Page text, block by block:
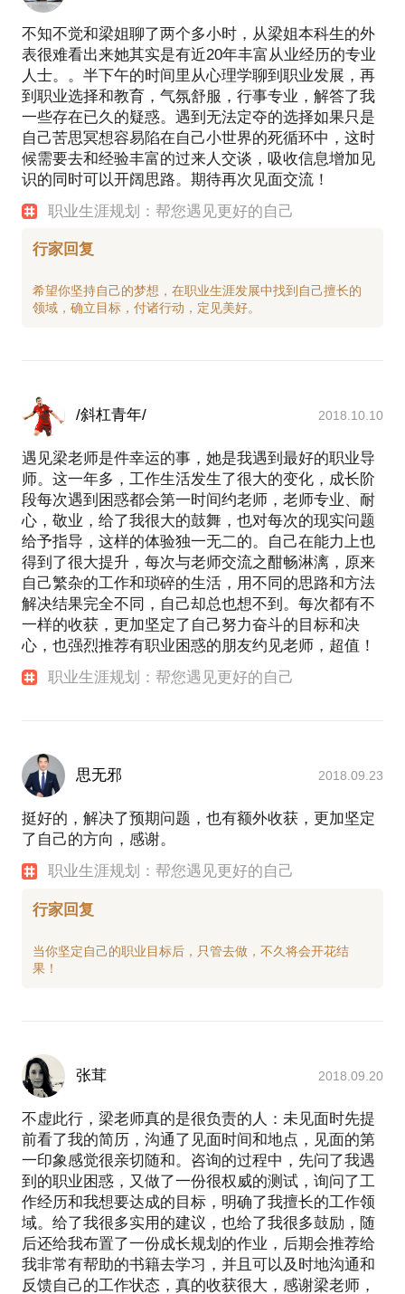
不知不觉和梁姐聊了两个多小时，从梁姐本科生的外
表很难看出来她其实是有近20年丰富从业经历的专业
人士。。半下午的时间里从心理学聊到职业发展，再
到职业选择和教育，气氛舒服，行事专业，解答了我
一些存在已久的疑惑。遇到无法定夺的选择如果只是
自己苦思冥想容易陷在自己小世界的死循环中，这时
候需要去和经验丰富的过来人交谈，吸收信息增加见
识的同时可以开阔思路。期待再次见面交流！
职业生涯规划：帮您遇见更好的自己
行家回复
希望你坚持自己的梦想，在职业生涯发展中找到自己擅长的
/斜杠青年/ 2018.10.10
遇见梁老师是件幸运的事，她是我遇到最好的职业导
师。这一年多，工作生活发生了很大的变化，成长阶
段每次遇到困惑都会第一时间约老师，老师专业、耐
心，敬业，给了我很大的鼓舞，也对每次的现实问题
给予指导，这样的体验独一无二的。自己在能力上也
得到了很大提升，每次与老师交流之酣畅淋漓，原来
自己繁杂的工作和琐碎的生活，用不同的思路和方法
解决结果完全不同，自己却总也想不到。每次都有不
一样的收获，更加坚定了自己努力奋斗的目标和决
心，也强烈推荐有职业困惑的朋友约见老师，超值！
职业生涯规划：帮您遇见更好的自己
思无邪 2018.09.23
挺好的，解决了预期问题，也有额外收获，更加坚定
了自己的方向，感谢。
职业生涯规划：帮您遇见更好的自己
行家回复
当你坚定自己的职业目标后，只管去做，不久将会开花结
张茸 2018.09.20
不虚此行，梁老师真的是很负责的人：未见面时先提
前看了我的简历，沟通了见面时间和地点，见面的第
一印象感觉很亲切随和。咨询的过程中，先问了我遇
到的职业困惑，又做了一份很权威的测试，询问了工
作经历和我想要达成的目标，明确了我擅长的工作领
域。给了我很多实用的建议，也给了我很多鼓励，随
后还给我布置了一份成长规划的作业，后期会推荐给
我非常有帮助的书籍去学习，并且可以及时地沟通和
反馈自己的工作状态，真的收获很大，感谢梁老师，